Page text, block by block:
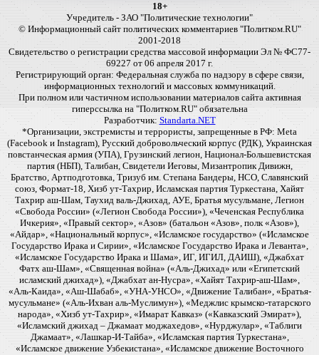
18+
Учредитель - ЗАО "Политические технологии"
© Информационный сайт политических комментариев "Политком.RU"
2001-2018
Свидетельство о регистрации средства массовой информации Эл № ФС77-
69227 от 06 апреля 2017 г.
Регистрирующий орган: Федеральная служба по надзору в сфере связи,
информационных технологий и массовых коммуникаций.
При полном или частичном использовании материалов сайта активная
гиперссылка на "Политком.RU" обязательна
Разработчик: Standarta.NET
*Организации, экстремисты и террористы, запрещенные в РФ: Meta
(Facebook и Instagram), Русский добровольческий корпус (РДК), Украинская
повстанческая армия (УПА), Грузинский легион, Национал-Большевистская
партия (НБП), Талибан, Свидетели Иеговы, Мизантропик Дивижн,
Братство, Артподготовка, Тризуб им. Степана Бандеры, НСО, Славянский
союз, Формат-18, Хизб ут-Тахрир, Исламская партия Туркестана, Хайят
Тахрир аш-Шам, Таухид валь-Джихад, АУЕ, Братья мусульмане, Легион
«Свобода России» («Легион Свобода России»), «Чеченская Республика
Ичкерия», «Правый сектор», «Азов» (батальон «Азов», полк «Азов»),
«Айдар», «Национальный корпус», «Исламское государство» («Исламское
Государство Ирака и Сирии», «Исламское Государство Ирака и Леванта»,
«Исламское Государство Ирака и Шама», ИГ, ИГИЛ, ДАИШ), «Джабхат
Фатх аш-Шам», «Священная война» («Аль-Джихад» или «Египетский
исламский джихад»), «Джабхат ан-Нусра», «Хайят Тахрир-аш-Шам»,
«Аль-Каида», «Аш-Шабаб», «УНА-УНСО», «Движение Талибан», «Братья-
мусульмане» («Аль-Ихван аль-Муслимун»), «Меджлис крымско-татарского
народа», «Хизб ут-Тахрир», «Имарат Кавказ» («Кавказский Эмират»),
«Исламский джихад – Джамаат моджахедов», «Нурджулар», «Таблиги
Джамаат», «Лашкар-И-Тайба», «Исламская партия Туркестана»,
«Исламское движение Узбекистана», «Исламское движение Восточного